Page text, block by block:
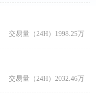
交易量（24H） 1998.25万
交易量（24H）2032.46万